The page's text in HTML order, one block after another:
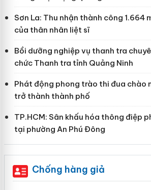
Sơn La: Thu nhận thành công 1.664
của thân nhân liệt sĩ
Bồi dưỡng nghiệp vụ thanh tra
chức Thanh tra tỉnh Quảng Ninh
Phát động phong trào thi đua chào
trở thành thành phố
TP.HCM: Sân khấu hóa thông điệp
tại phường An Phú Đông
Chống hàng giả